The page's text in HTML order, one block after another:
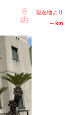
現在地より
-- km